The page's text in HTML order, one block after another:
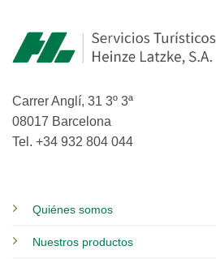
Carrer Anglí, 31 3º 3ª
08017 Barcelona
Tel. +34 932 804 044
Quiénes somos
Nuestros productos